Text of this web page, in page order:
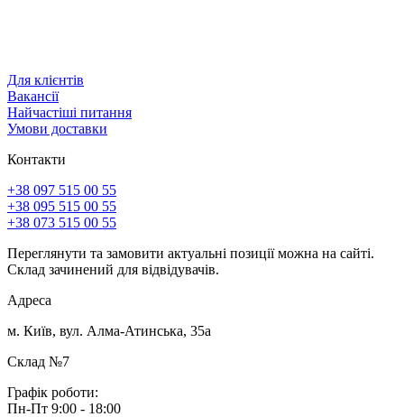
Для клієнтів
Вакансії
Найчастіші питання
Умови доставки
Контакти
+38 097 515 00 55
+38 095 515 00 55
+38 073 515 00 55
Переглянути та замовити актуальні позиції можна на сайті.
Склад зачинений для відвідувачів.
Адреса
м. Київ, вул. Алма-Атинська, 35а
Склад №7
Графік роботи:
Пн-Пт 9:00 - 18:00